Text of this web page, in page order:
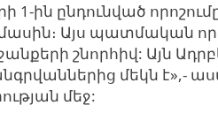
1-ին ընդունված
մասին։ Այս պատմական
շնորհիվ: Այն
մեկն է»,-
մեջ: